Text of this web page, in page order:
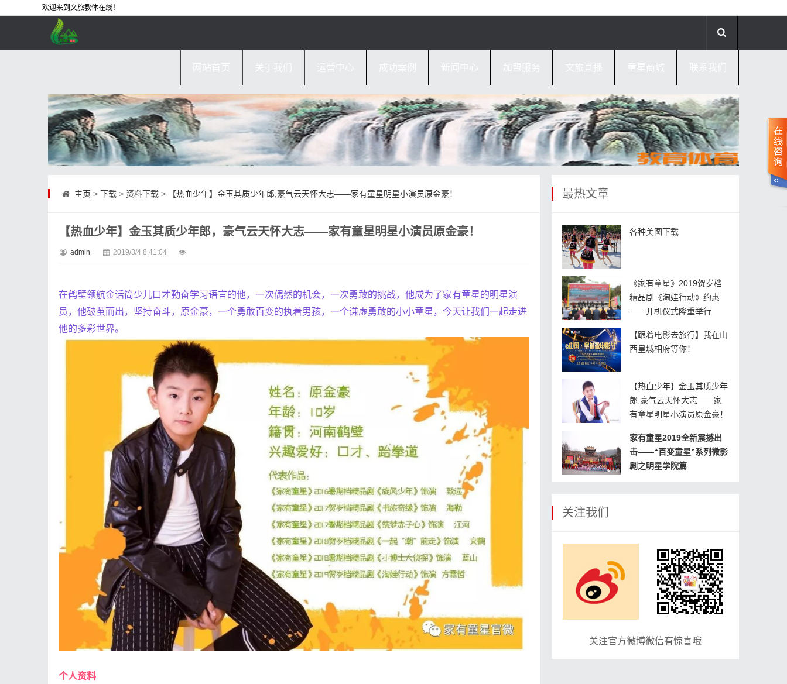
欢迎来到文旅教体在线！
主页 > 下载> 资料下载> 【热血少年】金玉其质少年郎,豪气云天怀大志——家有童星明星小演员原金豪！
【热血少年】金玉其质少年郎，豪气云天怀大志——家有童星明星小演员原金豪！
admin 2019/3/4 8:41:04
在鹤壁领航金话筒少儿口才勤奋学习语言的他，一次偶然的机会，一次勇敢的挑战，他成为了家有童星的明星演
员，他破茧而出，坚持奋斗，原金豪，一个勇敢百变的执着男孩，一个谦虚勇敢的小小童星，今天让我们一起走进
他的多彩世界。
个人资料
最热文章
各种美图下载
《家有童星》2019贺岁档
精品剧《淘娃行动》约惠
——开机仪式隆重举行
【跟着电影去旅行】我在山
西皇城相府等你！
【热血少年】金玉其质少年
郎,豪气云天怀大志——家
有童星明星小演员原金豪！
家有童星2019全新震撼出
击——“百变童星”系列微影
剧之明星学院篇
关注我们
关注官方微博微信有惊喜哦